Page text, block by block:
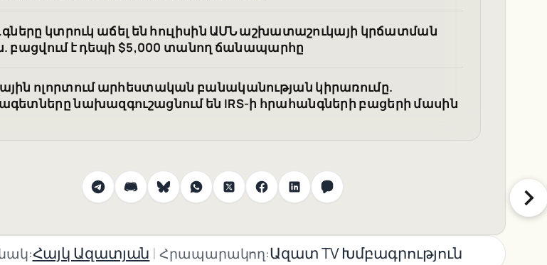
գները կտրուկ աճել են հուլիսին ԱՄՆ աշխատաշուկայի կրճատման
բացվում է դեպի $5,000 տանող ճանապարհը
ոլորտում արհեստական բանականության կիրառումը.
նախազգուշացնում են IRS-ի հրահանգների բացերի մասին
Հայկ Ազատյան | Հրապարակող:Ազատ TV Խմբագրություն